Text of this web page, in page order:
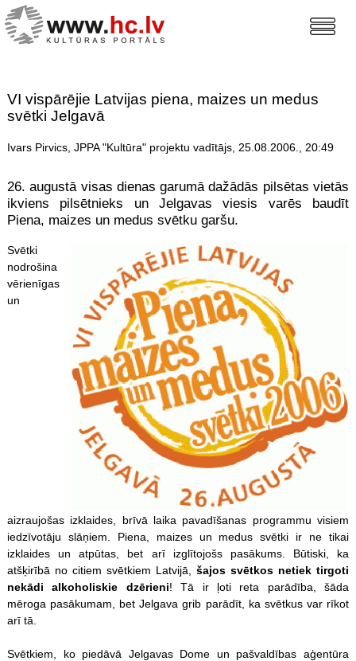
VI vispārējie Latvijas piena, maizes un medus
svētki Jelgavā
Ivars Pirvics, JPPA "Kultūra" projektu vadītājs, 25.08.2006., 20:49
26. augustā visas dienas garumā dažādās pilsētas vietās
ikviens pilsētnieks un Jelgavas viesis varēs baudīt
Piena, maizes un medus svētku garšu.
Svētki
nodrošina
vērienīgas
un
aizraujošas izklaides, brīvā laika pavadīšanas programmu visiem
iedzīvotāju slāņiem. Piena, maizes un medus svētki ir ne tikai
izklaides un atpūtas, bet arī izglītojošs pasākums. Būtiski, ka
atšķirībā no citiem svētkiem Latvijā,šajos svētkos netiek tirgoti
nekādi alkoholiskie dzērieni! Tā ir ļoti reta parādība, šāda
mēroga pasākumam, bet Jelgava grib parādīt, ka svētkus var rīkot
arī tā.
Svētkiem, ko piedāvā Jelgavas Dome un pašvaldības aģentūra